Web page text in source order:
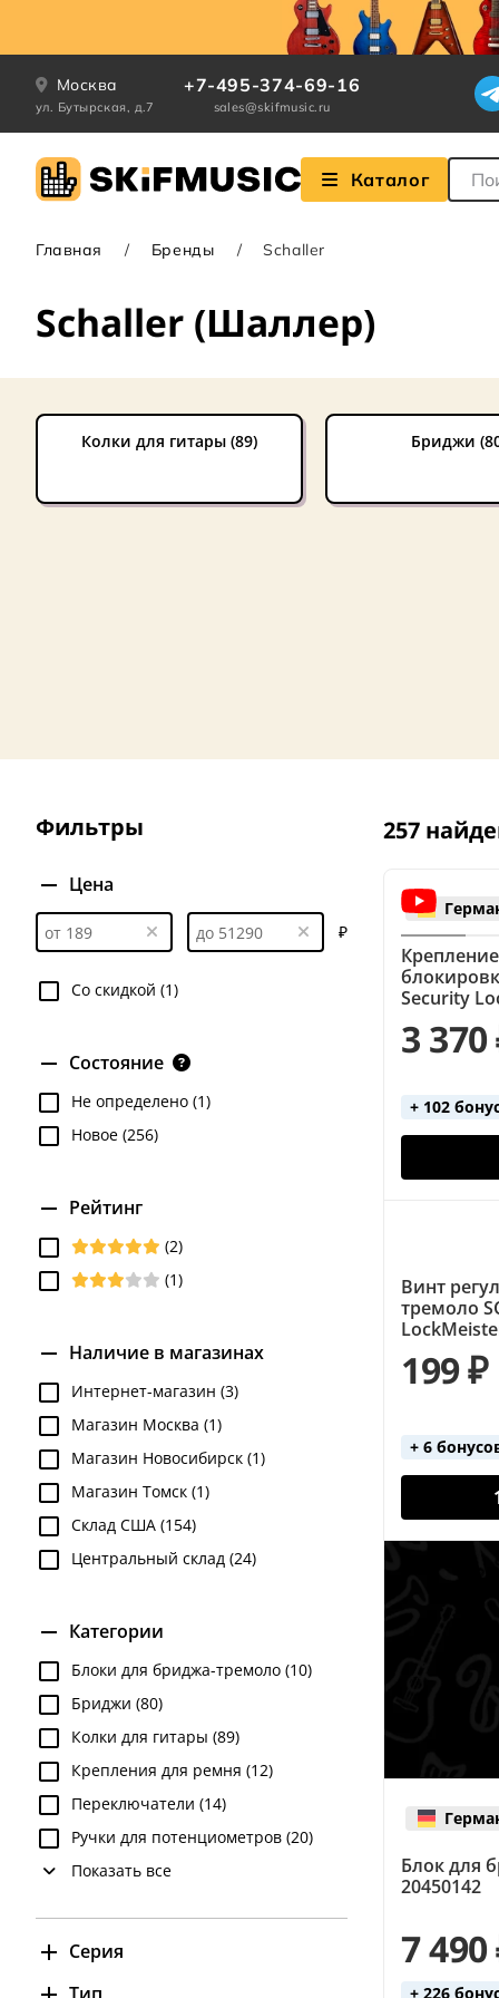
Москва
ул. Бутырская, д.7
+7-495-374-69-16
sales@skifmusic.ru
Каталог
Главная Бренды Schaller
Schaller (Шаллер)
Колки для гитары (89) Бриджи
Фильтры
Цена
₽
Со скидкой (1)
Состояние
Не определено (1)
Новое (256)
Рейтинг
(2)
(1)
Наличие в магазинах
Интернет-магазин (3)
Магазин Москва (1)
Магазин Новосибирск (1)
Магазин Томск (1)
Склад США (154)
Центральный склад (24)
Категории
Блоки для бриджа-тремоло (10)
Бриджи (80)
Колки для гитары (89)
Крепления для ремня (12)
Переключатели (14)
Ручки для потенциометров (20)
Показать все
Серия
LockMeister (1)
257
Security
3 370
+ 102
Винт
тремоло
199 ₽
+ 6
Блок для
20450142
7 490
+ 226